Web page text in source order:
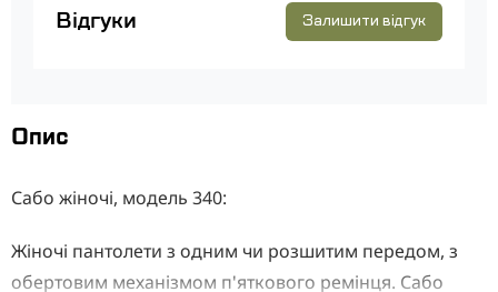
Відгуки Залишити відгук
Опис
Сабо жіночі, модель 340:
Жіночі пантолети з одним чи розшитим передом, з
обертовим механізмом п'яткового ремінця. Сабо